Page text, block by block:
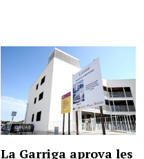
La Garriga aprova les